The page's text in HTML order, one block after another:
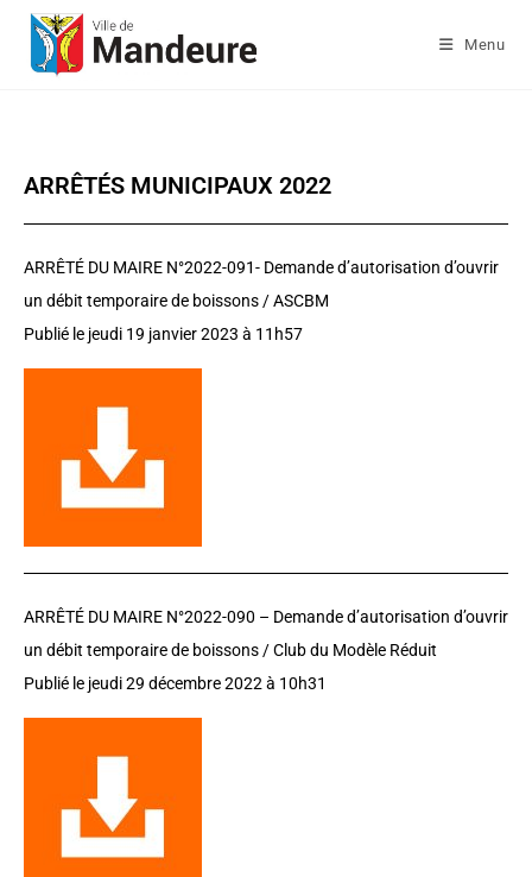
Menu
ARRÊTÉS MUNICIPAUX 2022
ARRÊTÉ DU MAIRE N°2022-091- Demande d’autorisation d’ouvrir
un débit temporaire de boissons / ASCBM
Publié le jeudi 19 janvier 2023 à 11h57
ARRÊTÉ DU MAIRE N°2022-090 – Demande d’autorisation d’ouvrir
un débit temporaire de boissons / Club du Modèle Réduit
Publié le jeudi 29 décembre 2022 à 10h31